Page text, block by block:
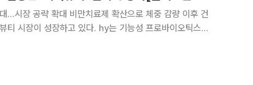
확산으로 체중 감량 이후 건
티 시장이 성장하고 있다. hy는 기능성 프로바이오틱스를
제 확산 이후 소비자